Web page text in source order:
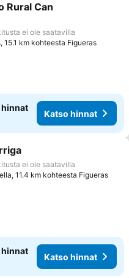
suosikkeihin
Rural Can
ei ole saatavilla
15.1 km kohteesta Figueras
hinnat
Katso hinnat
suosikkeihin
ei ole saatavilla
11.4 km kohteesta Figueras
hinnat
Katso hinnat